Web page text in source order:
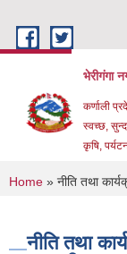
भेरीगंगा
कर्णाली
स्वच्छ,
कृषि,
You are
Home » नीति तथा
नीति तथा